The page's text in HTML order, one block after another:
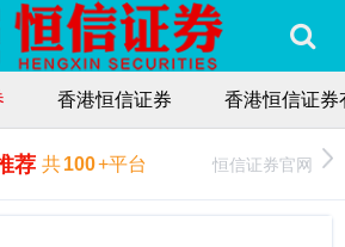
香港恒信证券 香港恒信证券
荐 共100+平台 恒信证券官网